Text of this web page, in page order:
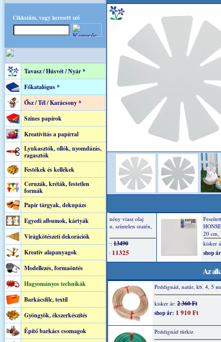
Cikkszám, vagy keresett szó
Tavasz / Húsvét / Nyár *
Főkatalógus *
Ősz / Tél / Karácsony *
Színes papírok
Kreatívitás a papírral
Lyukasztók, ollók, nyomdázás,
ragasztók
Festékek és kellékek
Ceruzák, kréták, festetlen
formák
Papír tárgyak, dekupázs
Egyedi albumok, kártyák
Virágkötészeti dekorációk
Kreatív alapanyagok
Modellezés, formaöntés
Hagyományos technikák
Barkácsfilc, textil
Gyöngyök, ékszerkészítés
Építő barkács csomagok
Az
Peddignád, natúr, kb. 4, 5
kisker ár: 2 360 Ft
shop ár: 1 910 Ft
Peddignád türkiz